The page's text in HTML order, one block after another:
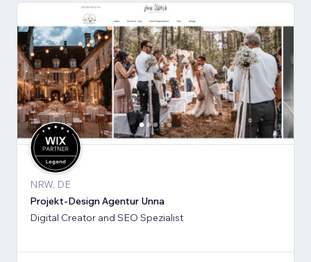
NRW, DE
Projekt-Design Agentur Unna
Digital Creator and SEO Spezialist